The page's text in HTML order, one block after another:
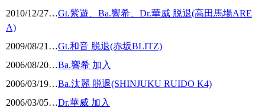
2010/12/27…Gt.紫遊、Ba.響希、Dr.華威 脱退(高田馬場ARE
A)
2009/08/21 …Gt.和音 脱退(赤坂BLITZ)
2006/08/20…Ba.響希 加入
2006/03/19…Ba.汰麗 脱退(SHINJUKU RUIDO K4)
2006/03/05…Dr.華威 加入